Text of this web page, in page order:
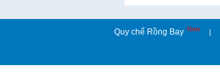
Quy chế Rồng Bay New |